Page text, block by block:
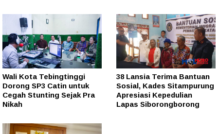
Wali Kota Tebingtinggi
Dorong SP3 Catin untuk
Cegah Stunting Sejak Pra
Nikah
38 Lansia Terima Bantuan
Sosial, Kades Sitampurung
Apresiasi Kepedulian
Lapas Siborongborong